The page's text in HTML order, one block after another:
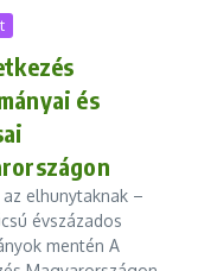
és
elhunytaknak –
évszázados
mentén A